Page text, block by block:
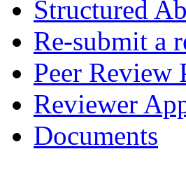
Structured
Re-submit a
Peer Review
Reviewer
Documents